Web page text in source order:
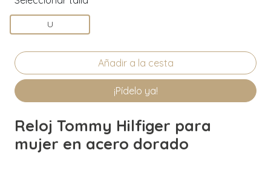
U
¡Pídelo ya!
Reloj Tommy Hilfiger para
mujer en acero dorado